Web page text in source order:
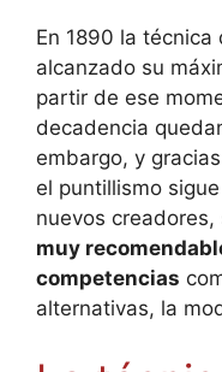
En 1890 la
alcanzado su
partir de ese
decadencia
embargo, y
el puntillismo
nuevos
muy
competencias
alternativas, la